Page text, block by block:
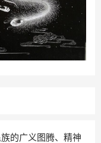
的广义图腾、精神